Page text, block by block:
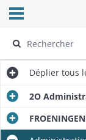
Ouvrir le menu
Déplier tous
2O
FROENINGEN